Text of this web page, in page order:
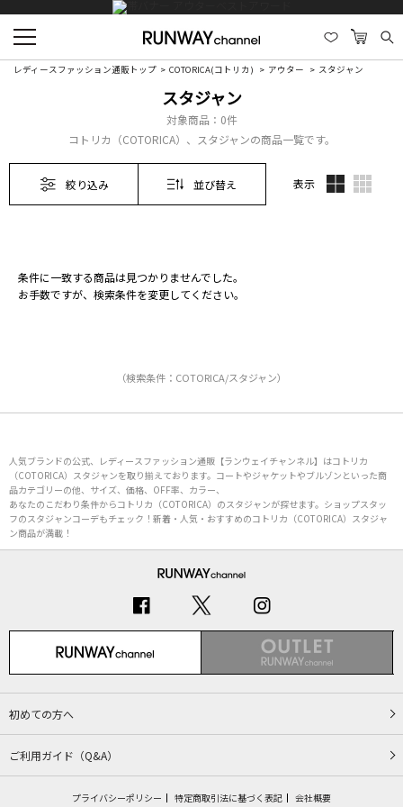
レディースファッション通販トップ COTORICA(コトリカ) アウター スタジャン
スタジャン
対象商品： 0件
コトリカ（COTORICA）、スタジャンの商品一覧です。
絞り込み 並び替え 表示
条件に一致する商品は見つかりませんでした。
お手数ですが、検索条件を変更してください。
（検索条件：COTORICA/スタジャン）
人気ブランドの公式、レディースファッション通販【ランウェイチャンネル】はコトリカ
（COTORICA）スタジャンを取り揃えております。コートやジャケットやブルゾンといった商
品カテゴリーの他、サイズ、価格、OFF率、カラー、
あなたのこだわり条件からコトリカ（COTORICA）のスタジャンが探せます。ショップスタッ
フのスタジャンコーデもチェック！新着・人気・おすすめのコトリカ（COTORICA）スタジャ
ン商品が満載！
初めての方へ
ご利用ガイド（Q&A）
プライバシーポリシー 特定商取引法に基づく表記 会社概要